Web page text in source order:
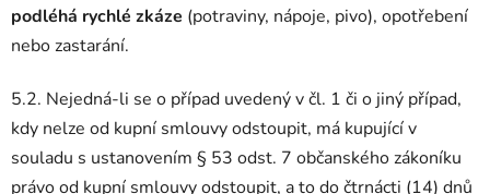
podléhá rychlé zkáze (potraviny, nápoje, pivo), opotřebení
nebo zastarání.
5.2. Nejedná-li se o případ uvedený v čl. 1 či o jiný případ,
kdy nelze od kupní smlouvy odstoupit, má kupující v
souladu s ustanovením § 53 odst. 7 občanského zákoníku
právo od kupní smlouvy odstoupit, a to do čtrnácti (14) dnů